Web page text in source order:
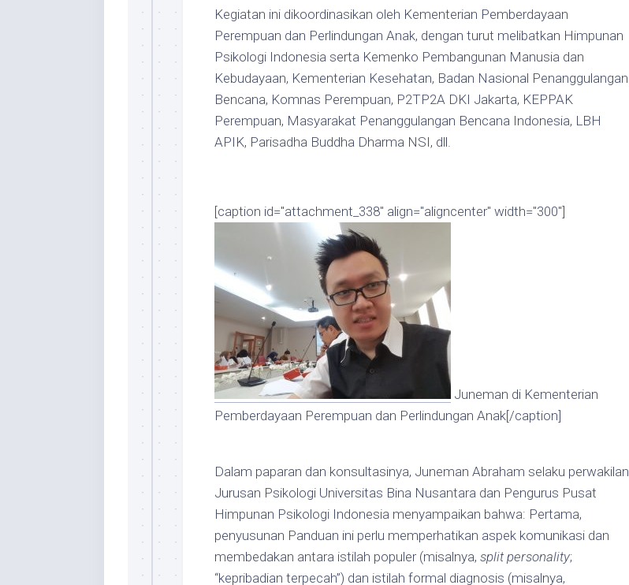
Kegiatan ini dikoordinasikan oleh Kementerian Pemberdayaan
Perempuan dan Perlindungan Anak, dengan turut melibatkan Himpunan
Psikologi Indonesia serta Kemenko Pembangunan Manusia dan
Kebudayaan, Kementerian Kesehatan, Badan Nasional Penanggulangan
Bencana, Komnas Perempuan, P2TP2A DKI Jakarta, KEPPAK
Perempuan, Masyarakat Penanggulangan Bencana Indonesia, LBH
APIK, Parisadha Buddha Dharma NSI, dll.
[caption id="attachment_338" align="aligncenter" width="300"]
Juneman di Kementerian
Pemberdayaan Perempuan dan Perlindungan Anak[/caption]
Dalam paparan dan konsultasinya, Juneman Abraham selaku perwakilan
Jurusan Psikologi Universitas Bina Nusantara dan Pengurus Pusat
Himpunan Psikologi Indonesia menyampaikan bahwa: Pertama,
penyusunan Panduan ini perlu memperhatikan aspek komunikasi dan
membedakan antara istilah populer (misalnya, split personality;
“kepribadian terpecah”) dan istilah formal diagnosis (misalnya,